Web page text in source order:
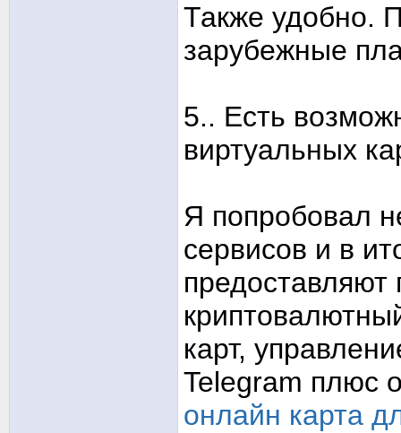
Также удобно.
зарубежные
5.. Есть
виртуальных
Я попробовал
сервисов и в
карт,
Telegram плюс
онлайн карта